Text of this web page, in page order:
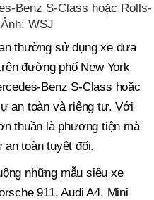
Benz S-Class hoặc Rolls-
WSJ
thường sử dụng xe đưa
đường phố New York
Benz S-Class hoặc
an toàn và riêng tư. Với
thuần là phương tiện mà
toàn tuyệt đối.
những mẫu siêu xe
911, Audi A4, Mini